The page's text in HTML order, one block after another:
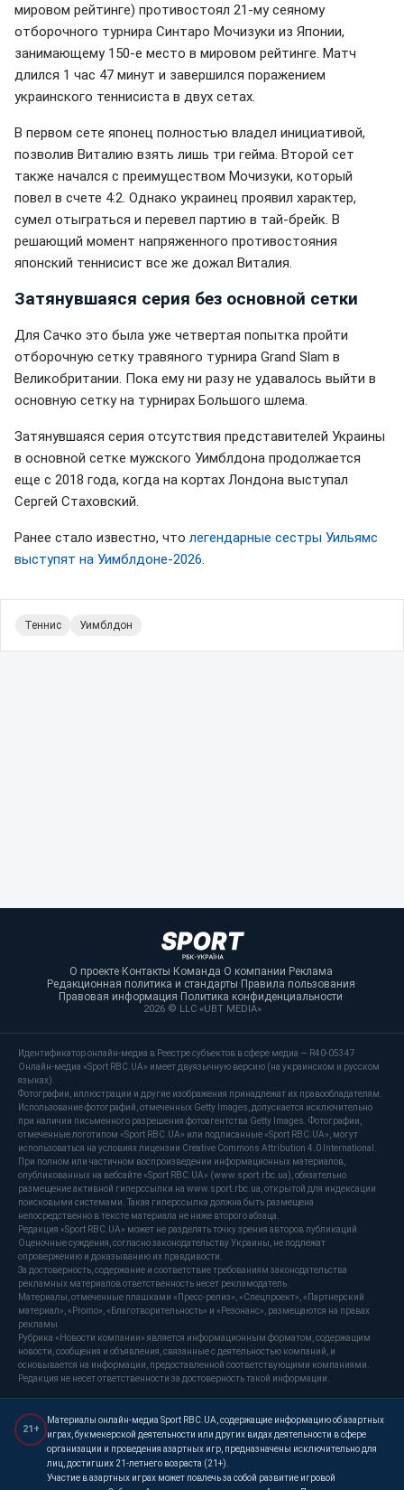
мировом рейтинге) противостоял 21-му сеяному
отборочного турнира Синтаро Мочизуки из Японии,
занимающему 150-е место в мировом рейтинге. Матч
длился 1 час 47 минут и завершился поражением
украинского теннисиста в двух сетах.
В первом сете японец полностью владел инициативой,
позволив Виталию взять лишь три гейма. Второй сет
также начался с преимуществом Мочизуки, который
повел в счете 4:2. Однако украинец проявил характер,
сумел отыграться и перевел партию в тай-брейк. В
решающий момент напряженного противостояния
японский теннисист все же дожал Виталия.
Затянувшаяся серия без основной сетки
Для Сачко это была уже четвертая попытка пройти
отборочную сетку травяного турнира Grand Slam в
Великобритании. Пока ему ни разу не удавалось выйти в
основную сетку на турнирах Большого шлема.
Затянувшаяся серия отсутствия представителей Украины
в основной сетке мужского Уимблдона продолжается
еще с 2018 года, когда на кортах Лондона выступал
Сергей Стаховский.
Ранее стало известно, что легендарные сестры Уильямс
выступят на Уимблдоне-2026
Теннис Уимблдон
О проекте·Контакты·Команда·О компании·Реклама·
Редакционная политика и стандарты·Правила пользования·
Правовая информация·Политика конфиденциальности·
2026 © LLC «UBT MEDIA»
Идентификатор онлайн-медиа в Реестре субъектов в сфере медиа — R40-05347
Онлайн-медиа «Sport RBC.UA» имеет двуязычную версию (на украинском и русском
языках).
Фотографии, иллюстрации и другие изображения принадлежат их правообладателям.
Использование фотографий, отмеченных Getty Images, допускается исключительно
при наличии письменного разрешения фотоагентства Getty Images. Фотографии,
отмеченные логотипом «Sport RBC.UA» или подписанные «Sport RBC.UA», могут
использоваться на условиях лицензии Creative Commons Attribution 4.0 International.
При полном или частичном воспроизведении информационных материалов,
опубликованных на вебсайте «Sport RBC.UA» (www.sport.rbc.ua), обязательно
размещение активной гиперссылки на www.sport.rbc.ua, открытой для индексации
поисковыми системами. Такая гиперссылка должна быть размещена
непосредственно в тексте материала не ниже второго абзаца.
Редакция «Sport RBC.UA» может не разделять точку зрения авторов публикаций.
Оценочные суждения, согласно законодательству Украины, не подлежат
опровержению и доказыванию их правдивости.
За достоверность, содержание и соответствие требованиям законодательства
рекламных материалов ответственность несет рекламодатель.
Материалы, отмеченные плашками «Пресс-релиз», «Спецпроект», «Партнерский
материал», «Promo», «Благотворительность» и «Резонанс», размещаются на правах
рекламы.
Рубрика «Новости компании» является информационным форматом, содержащим
новости, сообщения и объявления, связанные с деятельностью компаний, и
основывается на информации, предоставленной соответствующими компаниями.
Редакция не несет ответственности за достоверность такой информации.
21+
Материалы онлайн-медиа Sport RBC.UA, содержащие информацию об азартных
играх, букмекерской деятельности или других видах деятельности в сфере
организации и проведения азартных игр, предназначены исключительно для
лиц, достигших 21-летнего возраста (21+).
Участие в азартных играх может повлечь за собой развитие игровой